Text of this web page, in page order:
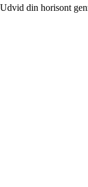
Udvid din horisont